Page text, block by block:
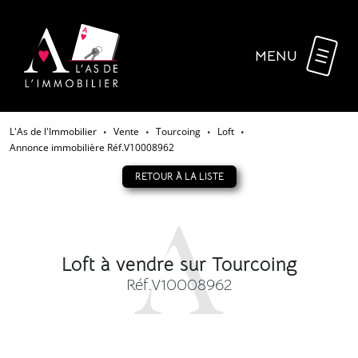
MENU
L'As de l'Immobilier • Vente • Tourcoing • Loft •
Annonce immobilière Réf.V10008962
RETOUR À LA LISTE
Loft à vendre sur Tourcoing
Réf.V10008962